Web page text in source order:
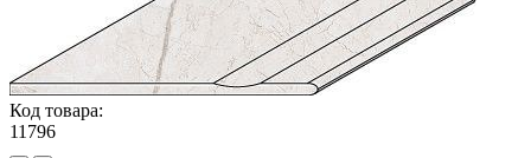
Код товара:
11796